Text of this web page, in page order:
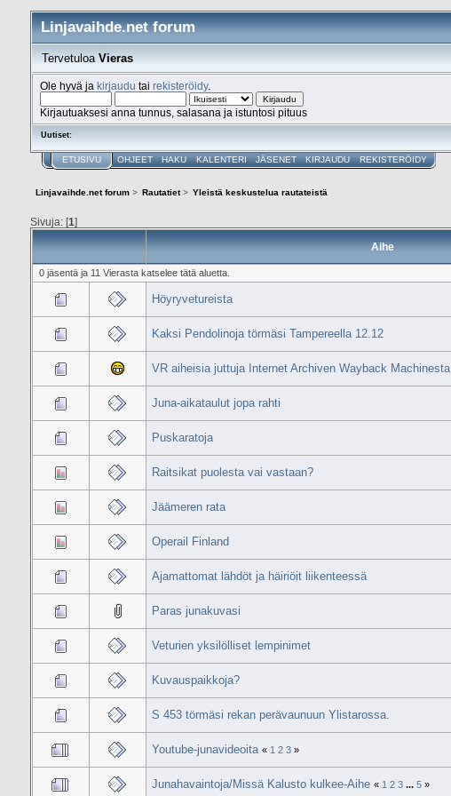
Linjavaihde.net forum
TervetuloaVieras
Ole hyvä ja kirjaudu tai rekisteröidy.
Kirjautuaksesi anna tunnus, salasana ja istuntosi pituus
Uutiset:
ETUSIVU OHJEET HAKU KALENTERI JÄSENET KIRJAUDU REKISTERÖIDY
Linjavaihde.net forum > Rautatiet> Yleistä keskustelua rautateistä
Sivuja: [1]
Aihe
0 jäsentä ja 11 Vierasta katselee tätä aluetta.
Höyryvetureista
Kaksi Pendolinoja törmäsi Tampereella 12.12
VR aiheisia juttuja Internet Archiven Wayback Machinesta
Juna-aikataulut jopa rahti
Puskaratoja
Raitsikat puolesta vai vastaan?
Jäämeren rata
Operail Finland
Ajamattomat lähdöt ja häiriöit liikenteessä
Paras junakuvasi
Veturien yksilölliset lempinimet
Kuvauspaikkoja?
S 453 törmäsi rekan perävaunuun Ylistarossa.
Youtube-junavideoita « 1 2 3 »
Junahavaintoja/Missä Kalusto kulkee-Aihe « 1 2 3 ...5 »